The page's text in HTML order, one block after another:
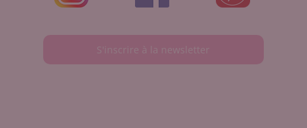
S'inscrire à la newsletter